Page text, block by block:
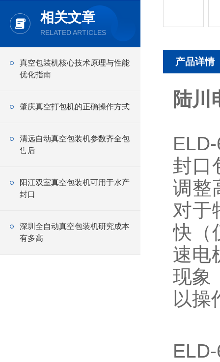
相关文章
RELATED ARTICLES
真空包装机核心技术原理与性能
优化指南
肇庆真空打包机的正确操作方式
清远自动真空包装机参数齐全包
售后
阳江双室真空包装机可用于水产
封口
深圳全自动真空包装机研究成本
有多高
产品详情
陆川
封口
调整
对于
快（
速电
现象
以操